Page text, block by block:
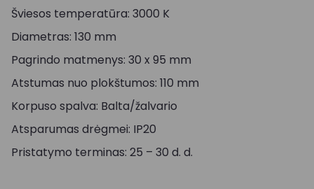
Šviesos temperatūra: 3000 K
Diametras: 130 mm
Pagrindo matmenys: 30 x 95 mm
Atstumas nuo plokštumos: 110 mm
Korpuso spalva: Balta/žalvario
Atsparumas drėgmei: IP20
Pristatymo terminas: 25 – 30 d. d.